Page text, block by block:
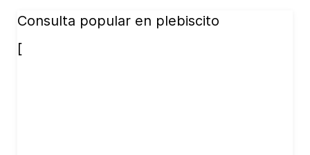
Consulta popular en plebiscito
[